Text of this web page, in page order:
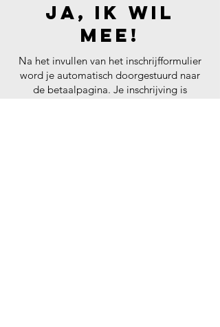
Ja, ik wil
mee!
Na het invullen van het inschrijfformulier
word je automatisch doorgestuurd naar
de betaalpagina. Je inschrijving is